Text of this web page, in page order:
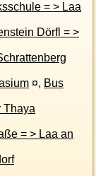
= > Laa
Dörfl = >
¤, Bus
Laa an